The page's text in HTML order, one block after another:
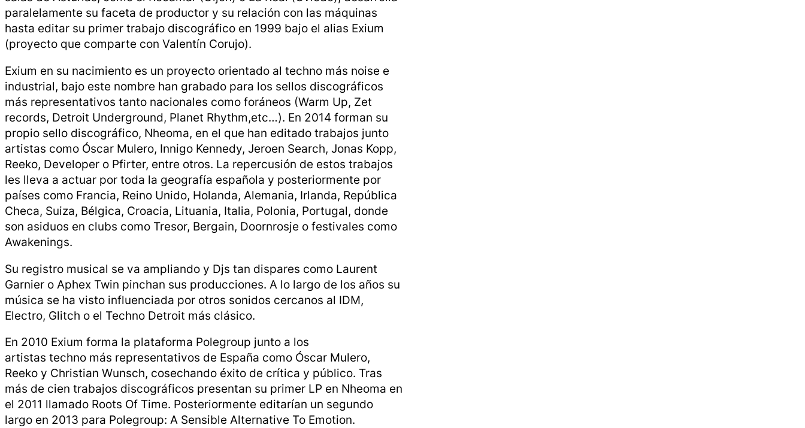
paralelamente su faceta de productor y su relación con las máquinas
hasta editar su primer trabajo discográfico en 1999 bajo el alias Exium
(proyecto que comparte con Valentín Corujo).
Exium en su nacimiento es un proyecto orientado al techno más noise e
industrial, bajo este nombre han grabado para los sellos discográficos
más representativos tanto nacionales como foráneos (Warm Up, Zet
records, Detroit Underground, Planet Rhythm,etc…). En 2014 forman su
propio sello discográfico, Nheoma, en el que han editado trabajos junto
artistas como Óscar Mulero, Innigo Kennedy, Jeroen Search, Jonas Kopp,
Reeko, Developer o Pfirter, entre otros. La repercusión de estos trabajos
les lleva a actuar por toda la geografía española y posteriormente por
países como Francia, Reino Unido, Holanda, Alemania, Irlanda, República
Checa, Suiza, Bélgica, Croacia, Lituania, Italia, Polonia, Portugal, donde
son asiduos en clubs como Tresor, Bergain, Doornrosje o festivales como
Awakenings.
Su registro musical se va ampliando y Djs tan dispares como Laurent
Garnier o Aphex Twin pinchan sus producciones. A lo largo de los años su
música se ha visto influenciada por otros sonidos cercanos al IDM,
Electro, Glitch o el Techno Detroit más clásico.
En 2010 Exium forma la plataforma Polegroup junto a los
artistas techno más representativos de España como Óscar Mulero,
Reeko y Christian Wunsch, cosechando éxito de crítica y público. Tras
más de cien trabajos discográficos presentan su primer LP en Nheoma en
el 2011 llamado Roots Of Time. Posteriormente editarían un segundo
largo en 2013 para Polegroup: A Sensible Alternative To Emotion.